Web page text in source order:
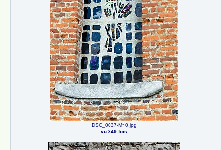
DSC_0037-M~0.jpg
vu 349 fois